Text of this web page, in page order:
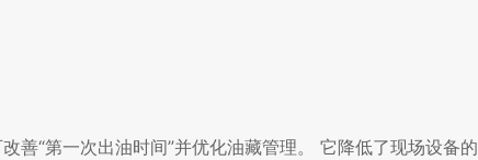
善“第一次出油时间”并优化油藏管理。 它降低了现场设备的